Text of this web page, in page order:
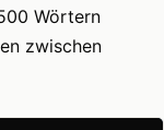
Wörtern
zwischen